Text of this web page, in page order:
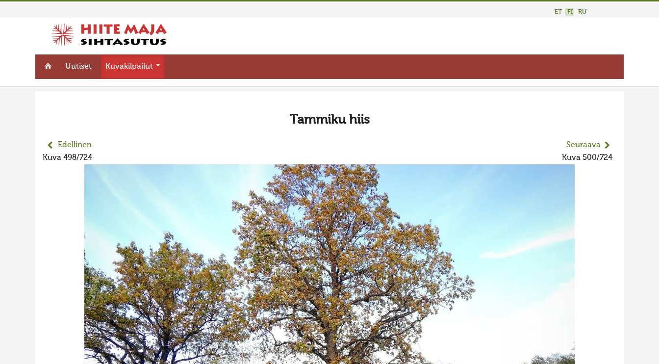
ET FI RU
Uutiset Kuvakilpailut
Tammiku hiis
Edellinen
Kuva 498/724
Seuraava
Kuva 500/724